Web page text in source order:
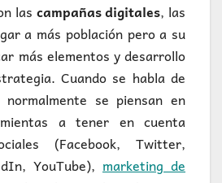
las campañas digitales, las
a más población pero a su
más elementos y desarrollo
Cuando se habla de
se piensan en
a tener en cuenta
(Facebook, Twitter,
YouTube), marketing de